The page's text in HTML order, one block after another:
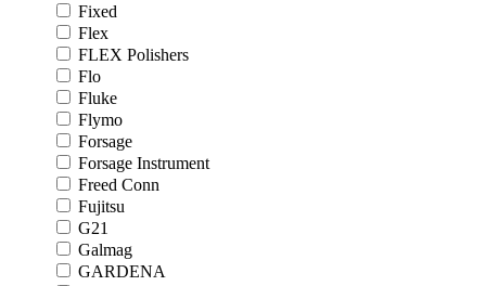
Fixed
Flex
FLEX Polishers
Flo
Fluke
Flymo
Forsage
Forsage Instrument
Freed Conn
Fujitsu
G21
Galmag
GARDENA